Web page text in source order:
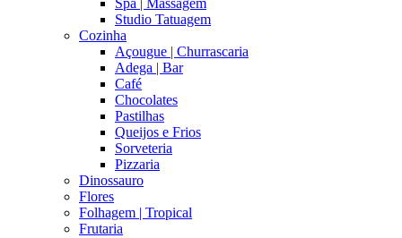
Studio Tatuagem
Cozinha
Açougue | Churrascaria
Adega | Bar
Café
Chocolates
Pastilhas
Queijos e Frios
Sorveteria
Pizzaria
Dinossauro
Flores
Folhagem | Tropical
Frutaria